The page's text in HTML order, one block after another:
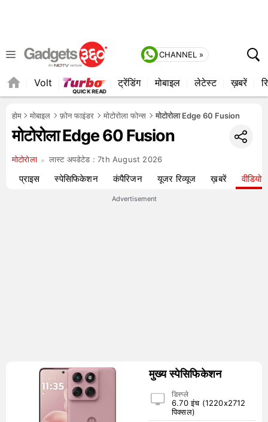
CHANNEL »
Volt
QUICK READ
ट्रेंडिंग मोबाइल लेटेस्ट ख़बरें
होम मोबाइल फ़ोन फाइंडर मोटोरोला फोन्स मोटोरोला Edge 60 Fusion
मोटोरोला Edge 60 Fusion
मोटोरोला लास्ट अपडेटेड : 7th August 2026
प्राइस स्पेसिफिकेशन कंपैरिजन यूजर रिव्यूज ख़बरें वीडियो
Advertisement
मुख्य स्पेसिफिकेशन
डिस्प्ले
6.70 इंच (1220x2712
पिक्सल)